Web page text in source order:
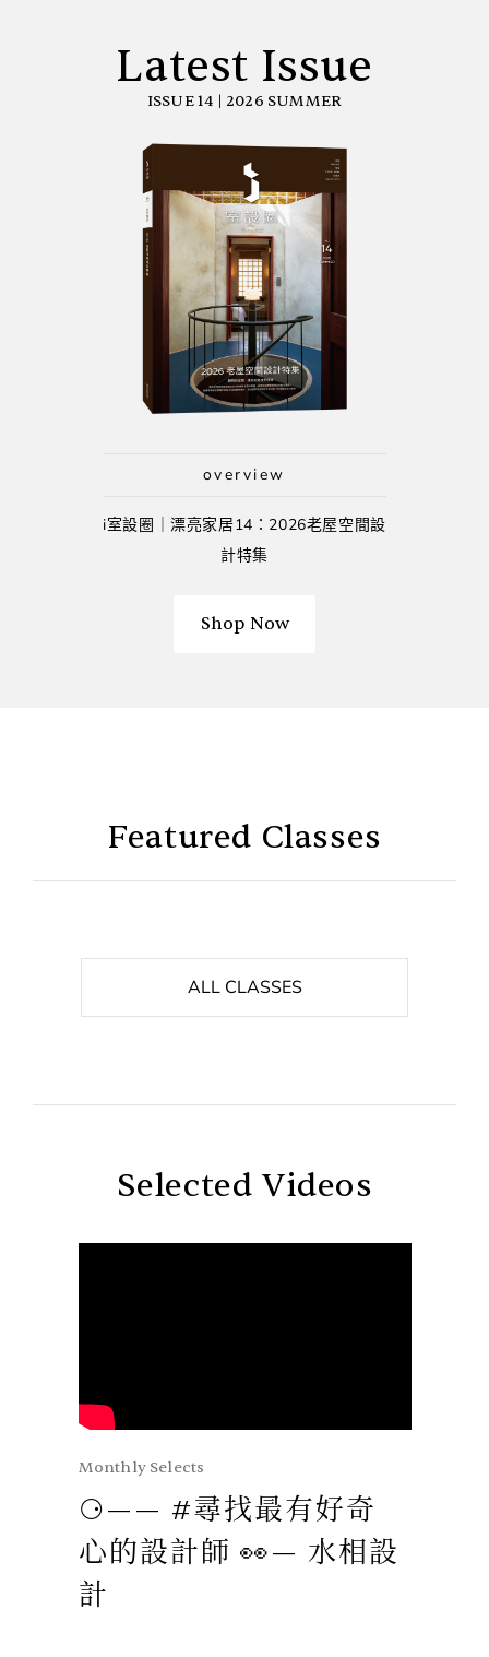
Latest Issue
ISSUE 14 | 2026 SUMMER
overview
i室設圈│漂亮家居14：2026老屋空間設
計特集
Shop Now
Featured Classes
ALL CLASSES
Selected Videos
Monthly Selects
⚆—— #尋找最有好奇
心的設計師 👀— 水相設
計